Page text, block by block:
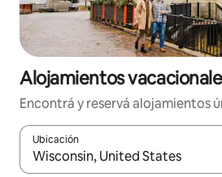
Alojamientos
Encontrá y reservá alojamientos
Ubicación
Cuando los resultados estén